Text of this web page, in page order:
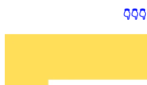
👇👇👇